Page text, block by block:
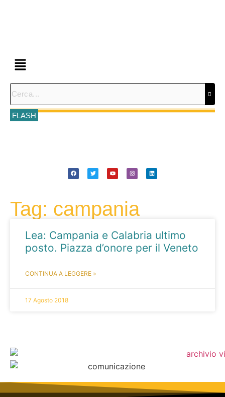
FLASH
Tag: campania
Lea: Campania e Calabria ultimo
posto. Piazza d’onore per il Veneto
CONTINUA A LEGGERE »
17 Agosto 2018